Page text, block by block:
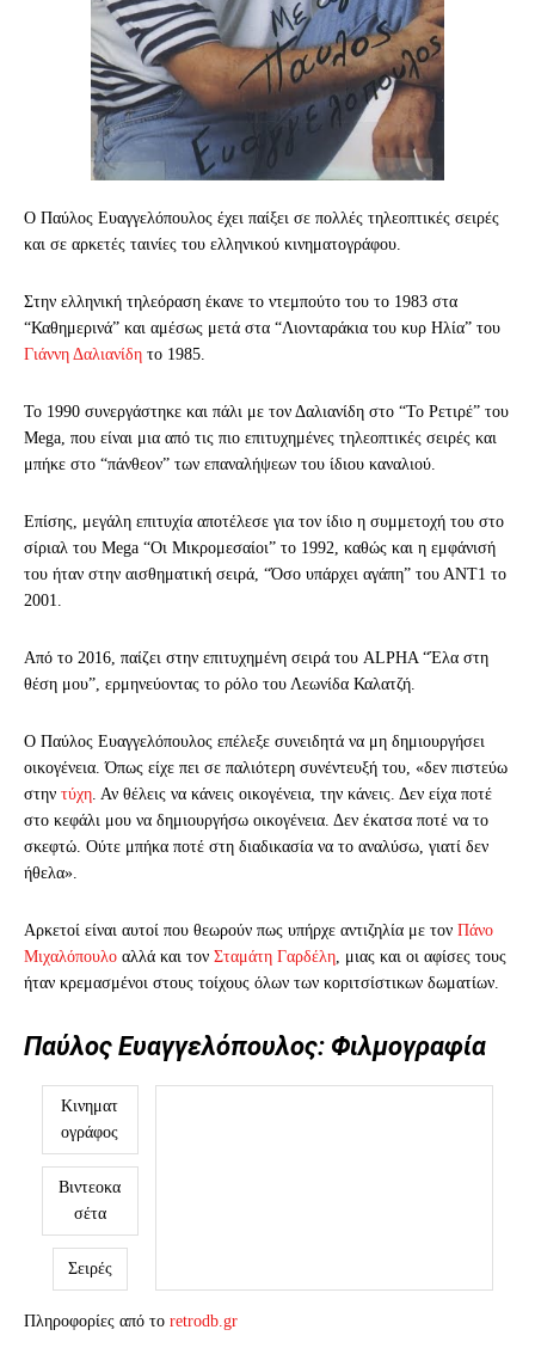
Ο Παύλος Ευαγγελόπουλος έχει παίξει σε πολλές τηλεοπτικές σειρές
και σε αρκετές ταινίες του ελληνικού κινηματογράφου.
Στην ελληνική τηλεόραση έκανε το ντεμπούτο του το 1983 στα
“Καθημερινά” και αμέσως μετά στα “Λιονταράκια του κυρ Ηλία” του
Γιάννη Δαλιανίδη το 1985.
Το 1990 συνεργάστηκε και πάλι με τον Δαλιανίδη στο “Το Ρετιρέ” του
Mega, που είναι μια από τις πιο επιτυχημένες τηλεοπτικές σειρές και
μπήκε στο “πάνθεον” των επαναλήψεων του ίδιου καναλιού.
Επίσης, μεγάλη επιτυχία αποτέλεσε για τον ίδιο η συμμετοχή του στο
σίριαλ του Mega “Οι Μικρομεσαίοι” το 1992, καθώς και η εμφάνισή
του ήταν στην αισθηματική σειρά, “Όσο υπάρχει αγάπη” του ΑΝΤ1 το
2001.
Από το 2016, παίζει στην επιτυχημένη σειρά του ALPHA “Έλα στη
θέση μου”, ερμηνεύοντας το ρόλο του Λεωνίδα Καλατζή.
Ο Παύλος Ευαγγελόπουλος επέλεξε συνειδητά να μη δημιουργήσει
οικογένεια. Όπως είχε πει σε παλιότερη συνέντευξή του, «δεν πιστεύω
στην τύχη. Αν θέλεις να κάνεις οικογένεια, την κάνεις. Δεν είχα ποτέ
στο κεφάλι μου να δημιουργήσω οικογένεια. Δεν έκατσα ποτέ να το
σκεφτώ. Ούτε μπήκα ποτέ στη διαδικασία να το αναλύσω, γιατί δεν
ήθελα».
Αρκετοί είναι αυτοί που θεωρούν πως υπήρχε αντιζηλία με τον Πάνο
Μιχαλόπουλο αλλά και τον Σταμάτη Γαρδέλη, μιας και οι αφίσες τους
ήταν κρεμασμένοι στους τοίχους όλων των κοριτσίστικων δωματίων.
Παύλος Ευαγγελόπουλος: Φιλμογραφία
Κινηματ
ογράφος
Βιντεοκα
σέτα
Σειρές
Πληροφορίες από το retrodb.gr